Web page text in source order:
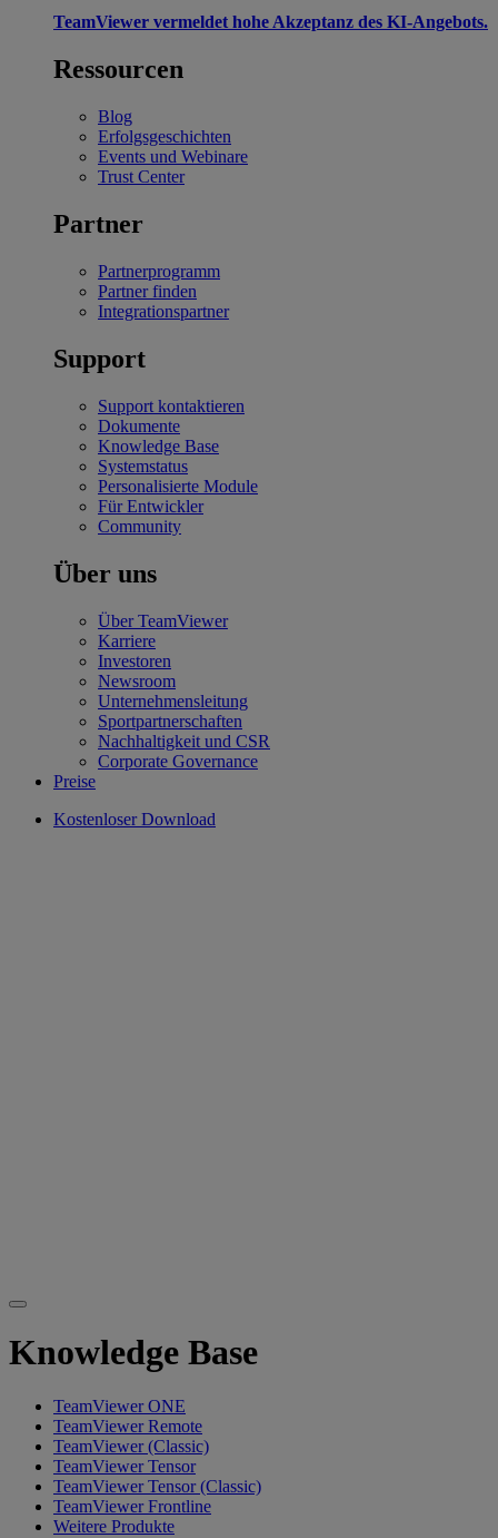
TeamViewer vermeldet hohe Akzeptanz des KI-Angebots.
Ressourcen
Blog
Erfolgsgeschichten
Events und Webinare
Trust Center
Partner
Partnerprogramm
Partner finden
Integrationspartner
Support
Support kontaktieren
Dokumente
Knowledge Base
Systemstatus
Personalisierte Module
Für Entwickler
Community
Über uns
Über TeamViewer
Karriere
Investoren
Newsroom
Unternehmensleitung
Sportpartnerschaften
Nachhaltigkeit und CSR
Corporate Governance
Preise
Kostenloser Download
Knowledge Base
TeamViewer ONE
TeamViewer Remote
TeamViewer (Classic)
TeamViewer Tensor
TeamViewer Tensor (Classic)
TeamViewer Frontline
Weitere Produkte